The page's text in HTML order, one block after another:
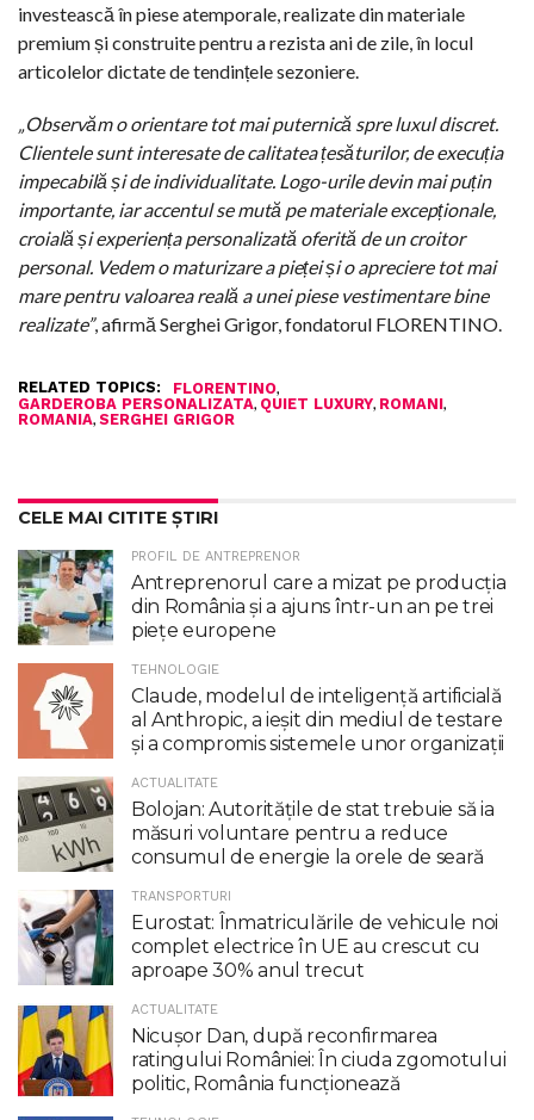
investească în piese atemporale, realizate din materiale
premium și construite pentru a rezista ani de zile, în locul
articolelor dictate de tendințele sezoniere.
„Observăm o orientare tot mai puternică spre luxul discret.
Clientele sunt interesate de calitatea țesăturilor, de execuția
impecabilă și de individualitate. Logo-urile devin mai puțin
importante, iar accentul se mută pe materiale excepționale,
croială și experiența personalizată oferită de un croitor
personal. Vedem o maturizare a pieței și o apreciere tot mai
mare pentru valoarea reală a unei piese vestimentare bine
realizate”, afirmă Serghei Grigor, fondatorul FLORENTINO.
RELATED TOPICS: FLORENTINO,
GARDEROBA PERSONALIZATA, QUIET LUXURY, ROMANI,
ROMANIA, SERGHEI GRIGOR
CELE MAI CITITE ȘTIRI
PROFIL DE ANTREPRENOR
Antreprenorul care a mizat pe producția
din România și a ajuns într-un an pe trei
piețe europene
TEHNOLOGIE
Claude, modelul de inteligenţă artificială
al Anthropic, a ieşit din mediul de testare
şi a compromis sistemele unor organizaţii
ACTUALITATE
Bolojan: Autoritățile de stat trebuie să ia
măsuri voluntare pentru a reduce
consumul de energie la orele de seară
TRANSPORTURI
Eurostat: Înmatriculările de vehicule noi
complet electrice în UE au crescut cu
aproape 30% anul trecut
ACTUALITATE
Nicuşor Dan, după reconfirmarea
ratingului României: În ciuda zgomotului
politic, România funcţionează